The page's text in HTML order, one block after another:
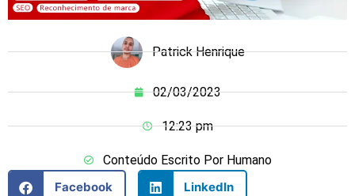
Patrick Henrique
02/03/2023
12:23 pm
Conteúdo Escrito Por Humano
Facebook
LinkedIn